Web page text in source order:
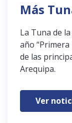
Más
La Tuna de
año
de las
Arequipa.
Ver